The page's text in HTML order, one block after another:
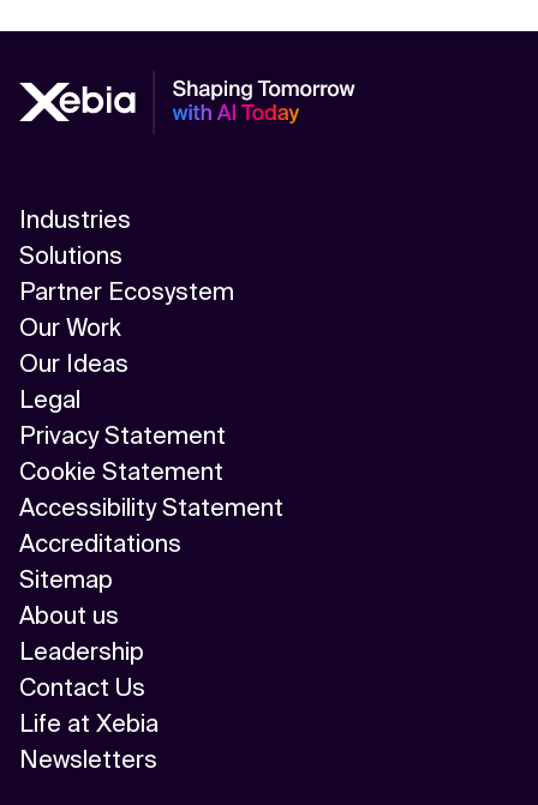
Industries
Solutions
Partner Ecosystem
Our Work
Our Ideas
Legal
Privacy Statement
Cookie Statement
Accessibility Statement
Accreditations
Sitemap
About us
Leadership
Contact Us
Life at Xebia
Newsletters